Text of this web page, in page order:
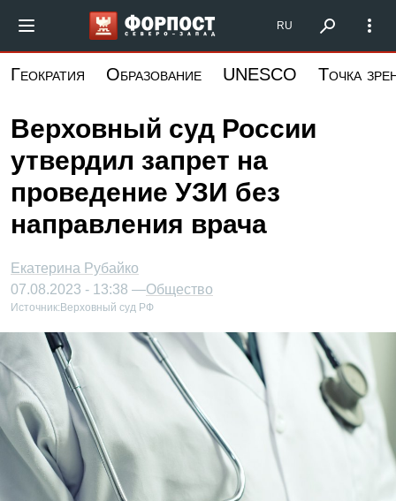
основному
Форпост Северо-Запад
RU
Геократия Образование UNESCO Точка
Верховный суд России
утвердил запрет на
проведение УЗИ без
направления врача
Екатерина Рубайко
07.08.2023 - 13:38 —Общество
Источник: Верховный суд РФ